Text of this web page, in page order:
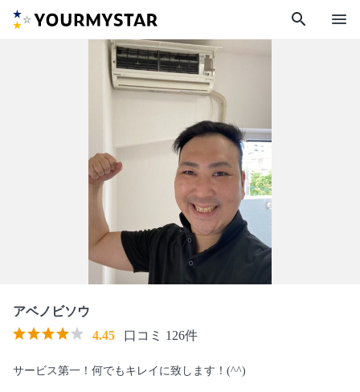
search menu
アベノビソウ
4.45
口コミ 126件
サービス第一！何でもキレイに致します！(^^)